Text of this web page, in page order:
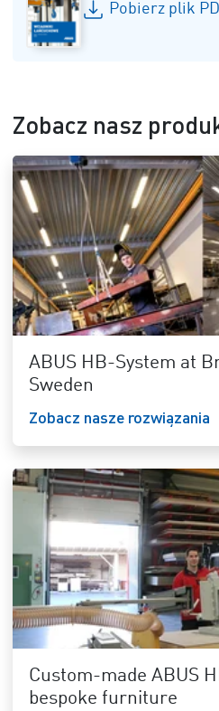
Pobierz plik
Zobacz nasz
ABUS HB-System at
Sweden
Zobacz nasze rozwiązania
Custom-made ABUS
bespoke furniture